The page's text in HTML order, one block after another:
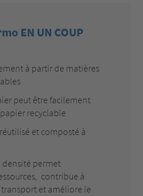
EN UN COUP
à partir de matières
peut être facilement
recyclable
et composté à
densité permet
contribue à
et améliore le